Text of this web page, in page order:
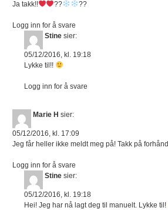
Ja takk!!
?? ??
Logg inn for å svare
Stine sier:
05/12/2016, kl. 19:18
Lykke til!!
Logg inn for å svare
Marie H sier:
05/12/2016, kl. 17:09
Jeg får heller ikke meldt meg på! Takk på forhånd
Logg inn for å svare
Stine sier:
05/12/2016, kl. 19:18
Hei! Jeg har nå lagt deg til manuelt. Lykke til!